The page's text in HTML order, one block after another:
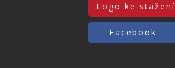
Logo ke stažení
Facebook